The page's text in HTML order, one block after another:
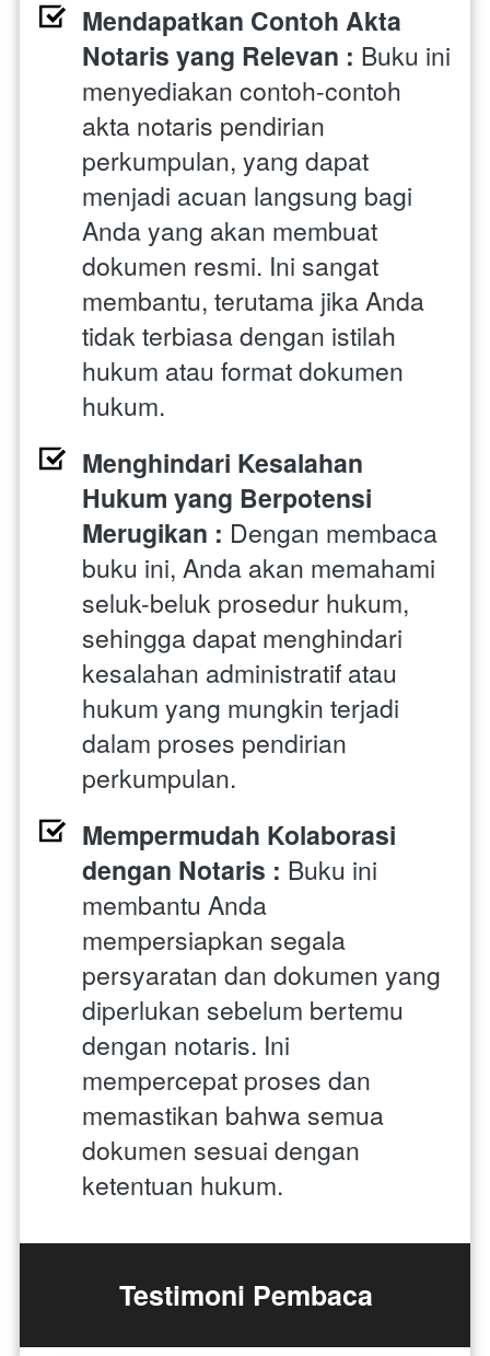
Mendapatkan Contoh Akta
Notaris yang Relevan : Buku ini
menyediakan contoh-contoh
akta notaris pendirian
perkumpulan, yang dapat
menjadi acuan langsung bagi
Anda yang akan membuat
dokumen resmi. Ini sangat
membantu, terutama jika Anda
tidak terbiasa dengan istilah
hukum atau format dokumen
hukum.
Menghindari Kesalahan
Hukum yang Berpotensi
Merugikan : Dengan membaca
buku ini, Anda akan memahami
seluk-beluk prosedur hukum,
sehingga dapat menghindari
kesalahan administratif atau
hukum yang mungkin terjadi
dalam proses pendirian
perkumpulan.
Mempermudah Kolaborasi
dengan Notaris : Buku ini
membantu Anda
mempersiapkan segala
persyaratan dan dokumen yang
diperlukan sebelum bertemu
dengan notaris. Ini
mempercepat proses dan
memastikan bahwa semua
dokumen sesuai dengan
ketentuan hukum.
Testimoni Pembaca